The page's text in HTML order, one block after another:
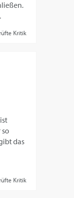
Kritik
das
Kritik